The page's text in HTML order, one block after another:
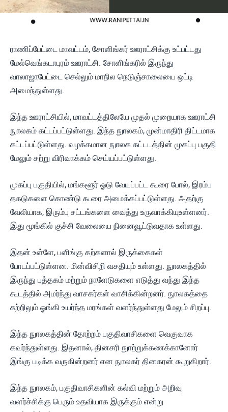
ராணிப்பேட்டை மாவட்டம், சோளிங்கர் ஊராட்சிக்கு உட்பட்டது
மேல்வெங்கடாபுரம் ஊராட்சி. சோளிங்கரில் இருந்து
வாலாஜாபேட்டை செல்லும் மாநில நெடுஞ்சாலையை ஒட்டி
அமைந்துள்ளது.
இந்த ஊராட்சியில், மாவட்டத்திலேயே முதல் முறையாக ஊராட்சி
நுாலகம் கட்டப்பட்டுள்ளது. இந்த நுாலகம், முன்மாதிரி திட்டமாக
கட்டப்பட்டுள்ளது. வழக்கமான நுாலக கட்டடத்தின் முகப்பு பகுதி
மேலும் சற்று விரிவாக்கம் செய்யப்பட்டுள்ளது.
முகப்பு பகுதியில், மங்களூர் ஓடு வேயப்பட்ட கூரை போல், இரம்ப
தகடுகளை கொண்டு கூரை அமைக்கப்பட்டுள்ளது. அதற்கு
வேலியாக, இரும்பு சட்டங்களை வைத்து உருவாக்கியுஉள்ளனர்.
இது மூங்கில் குச்சி வேலையை நினைவூட்டுவதாக உள்ளது.
இதன் உள்ளே, பளிங்கு கற்களால் இருக்கைகள்
போடப்பட்டுள்ளன. மின்விசிறி வசதியும் உள்ளது. நுாலகத்தில்
இருந்து புத்தகம் மற்றும் நாளேடுகளை எடுத்து வந்து இந்த
கூடத்தில் அமர்ந்து வாசகர்கள் வாசிக்கின்றனர். நுாலகத்தை
சுற்றிலும் ஓங்கி உயர்ந்த மரங்கள் வளர்ந்துள்ளது மேலும் சிறப்பு.
இந்த நுாலகத்தின் தோற்றம் பகுதிவாசிகளை வெகுவாக
கவர்ந்துள்ளது. இதனால், தினசரி நுாற்றுக்கணக்கானோர்
இங்கு படிக்க வருகின்றனர் என நுாலகர் தினகரன் கூறுகிறார்.
இந்த நுாலகம், பகுதிவாசிகளின் கல்வி மற்றும் அறிவு
வளர்ச்சிக்கு பெரும் உதவியாக இருக்கும் என்று